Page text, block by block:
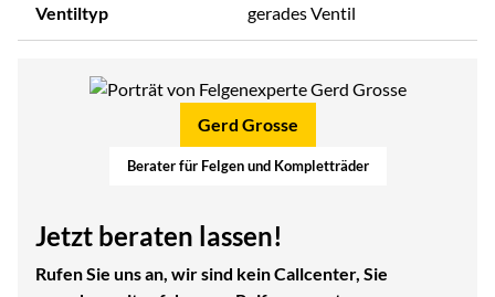
Ventiltyp gerades Ventil
Gerd Grosse
Berater für Felgen und Kompletträder
Jetzt beraten lassen!
Rufen Sie uns an, wir sind kein Callcenter, Sie